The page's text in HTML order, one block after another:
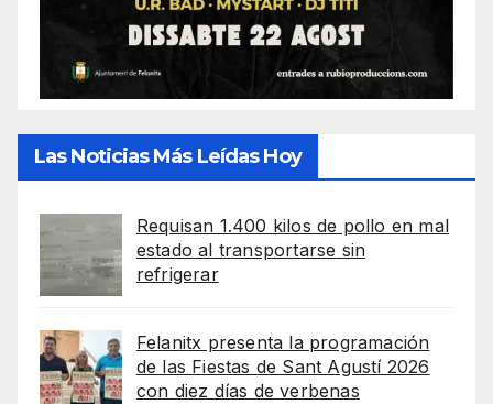
Las Noticias Más Leídas Hoy
Requisan 1.400 kilos de pollo en mal
estado al transportarse sin
refrigerar
Felanitx presenta la programación
de las Fiestas de Sant Agustí 2026
con diez días de verbenas